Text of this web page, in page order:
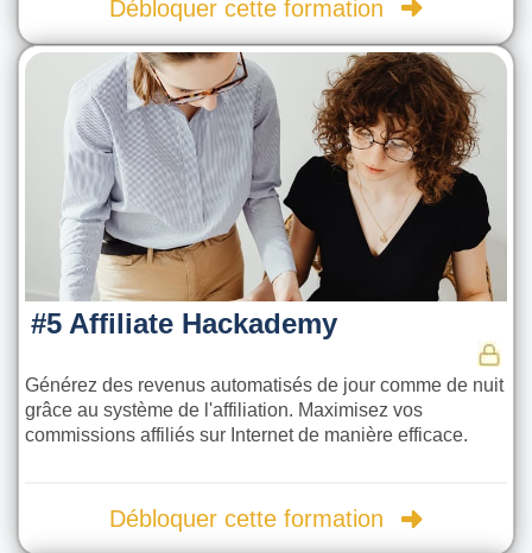
Débloquer cette formation
#5 Affiliate Hackademy
Générez des revenus automatisés de jour comme de nuit
grâce au système de l'affiliation. Maximisez vos
commissions affiliés sur Internet de manière efficace.
Débloquer cette formation